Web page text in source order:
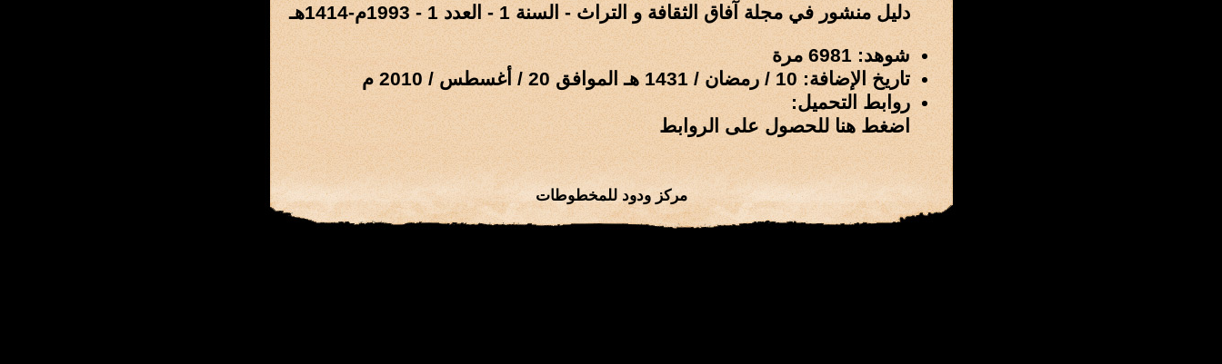
دليل منشور في مجلة آفاق الثقافة و التراث - السنة 1 - العدد 1 - 1993م-1414هـ
شوهد: 6981 مرة
تاريخ الإضافة: 10 / رمضان / 1431 هـ الموافق 20 / أغسطس / 2010 م
روابط التحميل:
اضغط هنا للحصول على الروابط
مركز ودود للمخطوطات